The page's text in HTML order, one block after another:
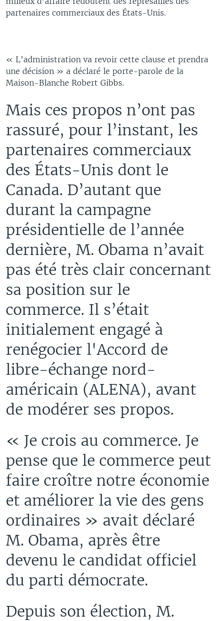
partenaires commerciaux des États-Unis.
« L’administration va revoir cette clause et prendra
une décision » a déclaré le porte-parole de la
Maison-Blanche Robert Gibbs.
Mais ces propos n’ont pas
rassuré, pour l’instant, les
partenaires commerciaux
des États-Unis dont le
Canada. D’autant que
durant la campagne
présidentielle de l’année
dernière, M. Obama n’avait
pas été très clair concernant
sa position sur le
commerce. Il s’était
initialement engagé à
renégocier l'Accord de
libre-échange nord-
américain (ALENA), avant
de modérer ses propos.
« Je crois au commerce. Je
pense que le commerce peut
faire croître notre économie
et améliorer la vie des gens
ordinaires » avait déclaré
M. Obama, après être
devenu le candidat officiel
du parti démocrate.
Depuis son élection, M.